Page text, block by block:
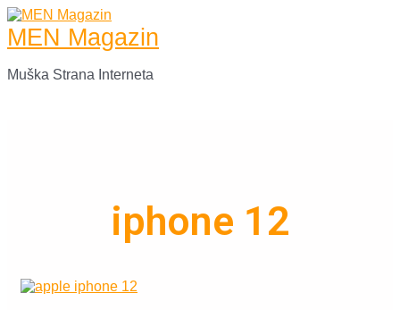
Skip
to
content
MEN Magazin
Muška Strana Interneta
iphone 12